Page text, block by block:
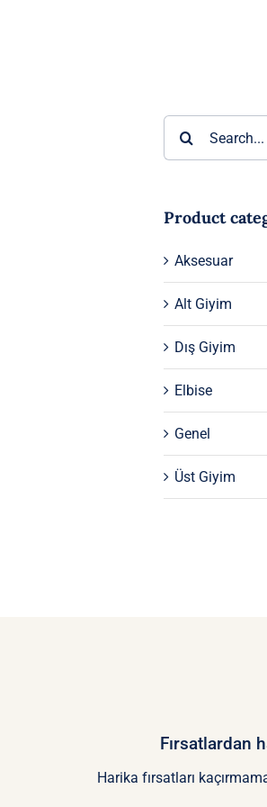
Product
Aksesuar
Alt Giyim
Dış Giyim
Elbise
Genel
Üst Giyim
Fırsatlardan
Harika fırsatları